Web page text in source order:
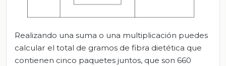
Realizando una suma o una multiplicación puedes
calcular el total de gramos de fibra dietética que
contienen cinco paquetes juntos, que son 660